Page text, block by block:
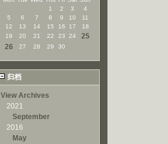
1
2 3
4
5
6 7 8 9 10
11
12
13 14 15 16 17
18
19
20 21 22 23 24
25
26
27 28 29 30
归档
View Archives
2021
September
2016
May